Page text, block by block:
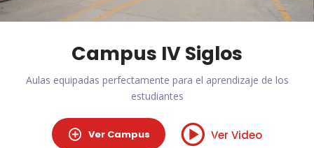
Campus IV Siglos
Aulas equipadas perfectamente para el aprendizaje de los
estudiantes
Ver Campus Ver Video